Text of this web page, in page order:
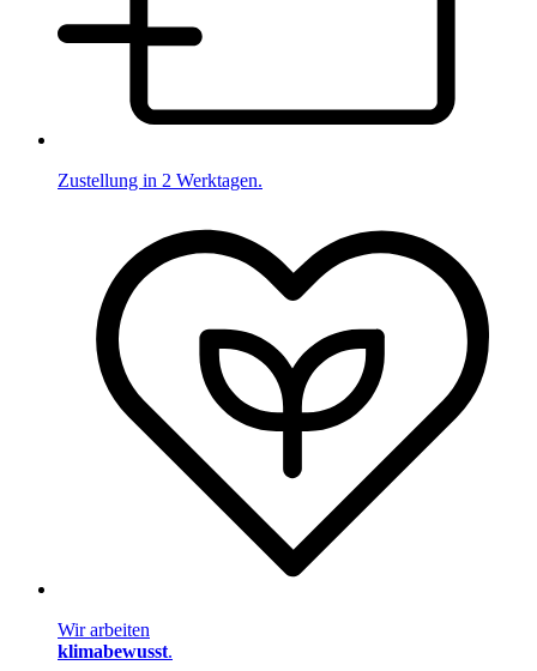
Zustellung in 2 Werktagen.
Wir arbeiten
klimabewusst.